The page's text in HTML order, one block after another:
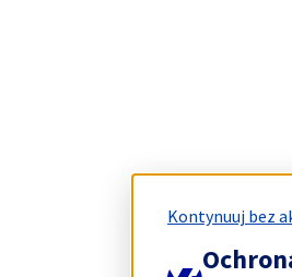
Kontynuuj bez